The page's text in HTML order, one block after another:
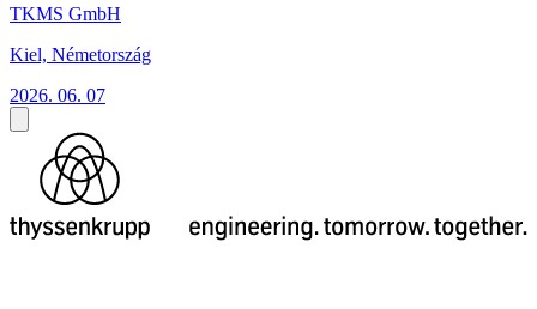
TKMS GmbH
Kiel, Németország
2026. 06. 07